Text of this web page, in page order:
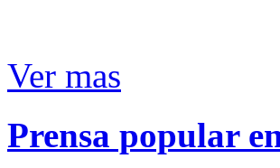
Ver mas
Prensa popular